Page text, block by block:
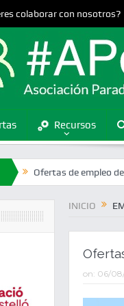
colaborar con nosotros?
Recursos
de empleo de todos
INICIO
on: 06/